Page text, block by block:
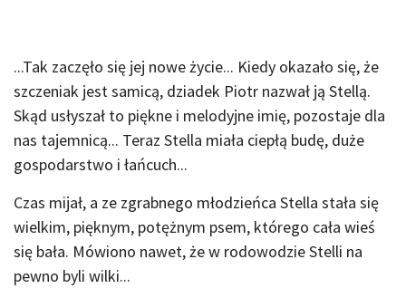
...Tak zaczęło się jej nowe życie... Kiedy okazało się, że
szczeniak jest samicą, dziadek Piotr nazwał ją Stellą.
Skąd usłyszał to piękne i melodyjne imię, pozostaje dla
nas tajemnicą... Teraz Stella miała ciepłą budę, duże
gospodarstwo i łańcuch...
Czas mijał, a ze zgrabnego młodzieńca Stella stała się
wielkim, pięknym, potężnym psem, którego cała wieś
się bała. Mówiono nawet, że w rodowodzie Stelli na
pewno byli wilki...